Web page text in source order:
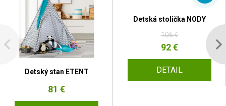
Detský stan ETENT
81 €
Detská stolička NODY
106 €
92 €
DETAIL